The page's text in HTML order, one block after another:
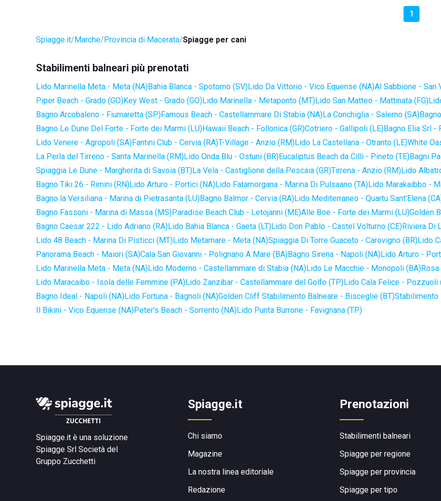
1
Spiagge.it Marche Provincia di Macerata Spiagge per cani
Stabilimenti balneari più prenotati
Lido Marinella Meta - Meta (NA)Bahia Blanca - Spotorno (SV)Lido Da Vittorio - Vico Equense (NA)Al Sabbione - San
Piper Beach - Grado (GO)Key West - Grado (GO)Lido Marinella - Metaponto (MT)Lido San Matteo - Mattinata (FG)
Bagno Arcobaleno - Fiumaretta (SP)Famous Beach - Castellammare Di Stabia (NA)La Conchiglia - Salerno (SA)
Bagno Le Dune Del Forte - Forte dei Marmi (LU)Hawaii Beach - Follonica (GR)Cotriero - Gallipoli (LE)Bagno Elia Srl -
Lido Venere - Agropoli (SA)Fantini Club - Cervia (RA)T-Village - Anzio (RM)Lido La Castellana - Otranto (LE)White
La Perla del Tirreno - Santa Marinella (RM)Lido Onda Blu - Ostuni (BR)Eucaliptus Beach da Cilli - Pineto (TE)Bagni
Spiaggia Le Dune - Margherita di Savoia (BT)La Vela - Castiglione della Pescaia (GR)Tirrena - Anzio (RM)Lido
Bagno Tiki 26 - Rimini (RN)Lido Arturo - Portici (NA)Lido Fatamorgana - Marina Di Pulsaano (TA)Lido Marakaibbo -
Bagno la Versiliana - Marina di Pietrasanta (LU)Bagno Balmor - Cervia (RA)Lido Mediterraneo - Quartu Sant'Elena
Bagno Fassoni - Marina di Massa (MS)Paradise Beach Club - Letojanni (ME)Alle Boe - Forte dei Marmi (LU)Golden
Bagno Caesar 222 - Lido Adriano (RA)Lido Bahia Blanca - Gaeta (LT)Lido Don Pablo - Castel Volturno (CE)Riviera Di
Lido 48 Beach - Marina Di Pisticci (MT)Lido Metamare - Meta (NA)Spiaggia Di Torre Guaceto - Carovigno (BR)Lido
Panorama Beach - Maiori (SA)Cala San Giovanni - Polignano A Mare (BA)Bagno Sirena - Napoli (NA)Lido Arturo -
Lido Marinella Meta - Meta (NA)Lido Moderno - Castellammare di Stabia (NA)Lido Le Macchie - Monopoli (BA)
Lido Maracaibo - Isola delle Femmine (PA)Lido Zanzibar - Castellammare del Golfo (TP)Lido Cala Felice - Pozzuoli
Bagno Ideal - Napoli (NA)Lido Fortuna - Bagnoli (NA)Golden Cliff Stabilimento Balneare - Bisceglie (BT)Stabilimento
Il Bikini - Vico Equense (NA)Peter's Beach - Sorrento (NA)Lido Punta Burrone - Favignana (TP)
Spiagge.it è una soluzione
Spiagge Srl Società del
Gruppo Zucchetti
Spiagge.it
Chi siamo
Magazine
La nostra linea editoriale
Redazione
Prenotazioni
Stabilimenti balneari
Spiagge per regione
Spiagge per provincia
Spiagge per tipo